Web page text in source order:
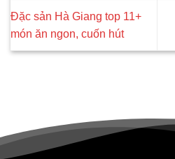
Đặc sản Hà Giang top 11+
món ăn ngon, cuốn hút